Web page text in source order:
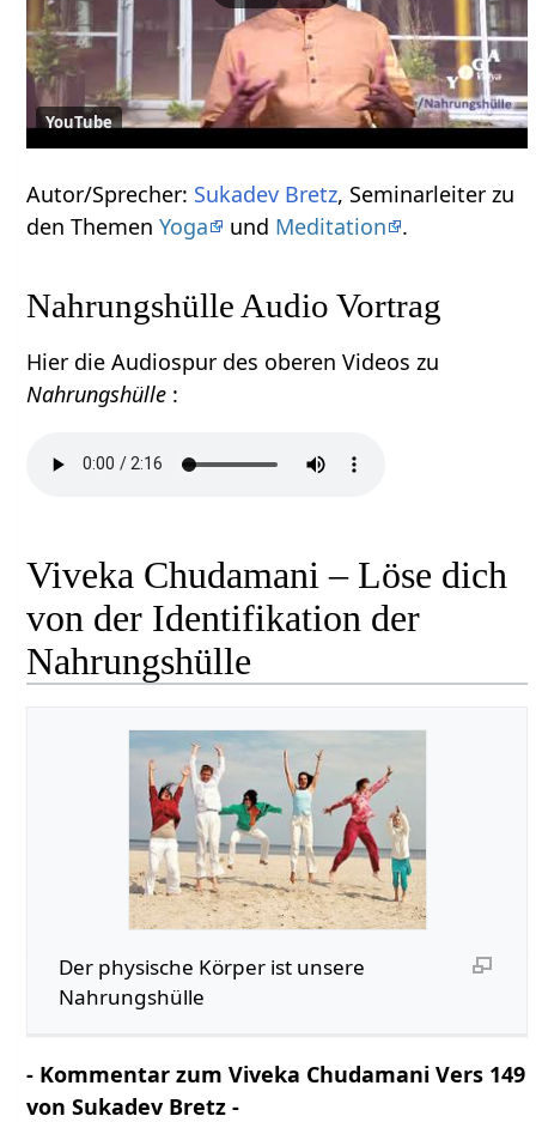
YouTube
Autor/Sprecher: Sukadev Bretz, Seminarleiter zu
den ThemenYoga und Meditation .
Nahrungshülle Audio Vortrag
Hier die Audiospur des oberen Videos zu
Nahrungshülle :
Viveka Chudamani – Löse dich
von der Identifikation der
Nahrungshülle
Der physische Körper ist unsere
Nahrungshülle
- Kommentar zum Viveka Chudamani Vers 149
von Sukadev Bretz -